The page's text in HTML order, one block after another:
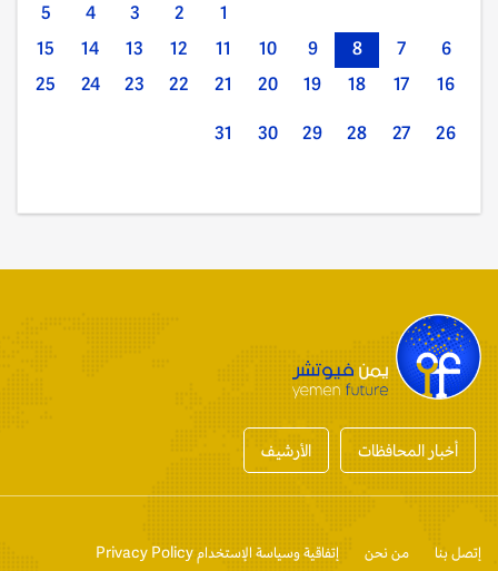
1
2
3
4
5
6
7
8
9
10
11
12
13
14
15
16
17
18
19
20
21
22
23
24
25
26
27
28
29
30
31
أخبار المحافظات الأرشيف
إتصل بنا من نحن إتفاقية وسياسة الإستخدام Privacy Policy